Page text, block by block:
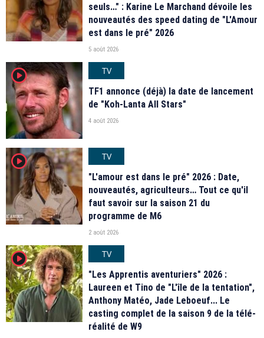
seuls…" : Karine Le Marchand dévoile les
nouveautés des speed dating de "L'Amour
est dans le pré" 2026
5 août 2026
player2
TV
TF1 annonce (déjà) la date de lancement
de "Koh-Lanta All Stars"
4 août 2026
player2
TV
"L'amour est dans le pré" 2026 : Date,
nouveautés, agriculteurs… Tout ce qu'il
faut savoir sur la saison 21 du
programme de M6
2 août 2026
player2
TV
"Les Apprentis aventuriers" 2026 :
Laureen et Tino de "L'île de la tentation",
Anthony Matéo, Jade Leboeuf... Le
casting complet de la saison 9 de la télé-
réalité de W9